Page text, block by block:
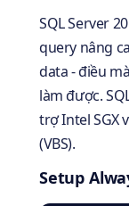
SQL Server
query nâng
data - điều
làm được.
trợ Intel SGX
(VBS).
Setup